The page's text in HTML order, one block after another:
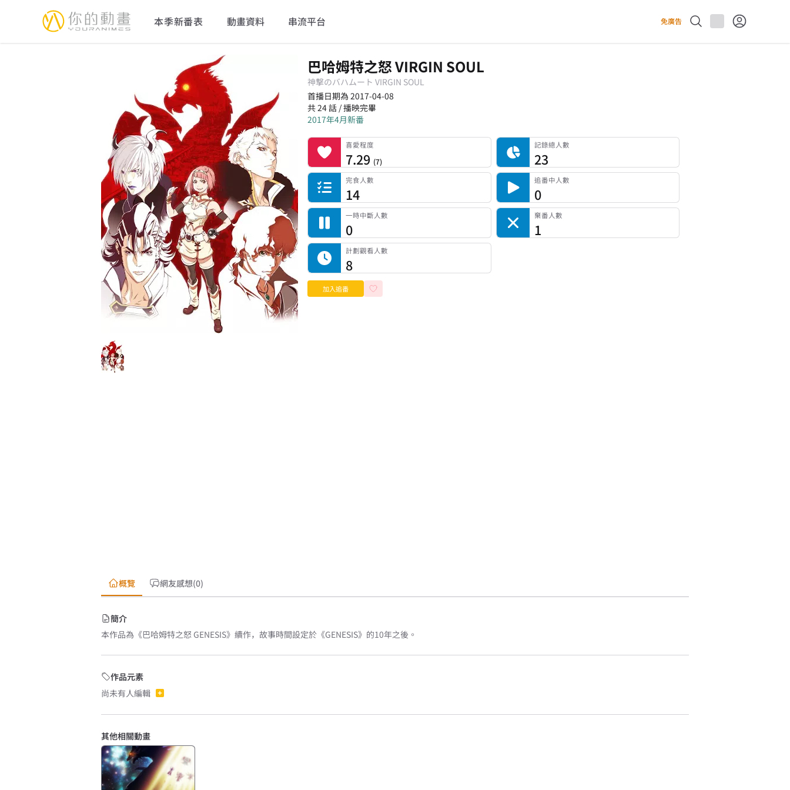
YourAnimes 你的動畫 本季新番表 動畫資料 串流平台 免廣告
巴哈姆特之怒 VIRGIN SOUL
神撃のバハムート VIRGIN SOUL
首播日期為 2017-04-08
共 24 話 / 播映完畢
2017年4月新番
喜愛程度 喜愛程度
7.29 (7)
記錄總人數 記錄總人數
23
完食人數
完食人數
14
追番中人數
追番中人數
0
一時中斷人數
一時中斷人數
0
棄番人數
棄番人數
1
計劃觀看人數
計劃觀看人數
8
加入追番
概覽 網友感想(0)
簡介
本作品為《巴哈姆特之怒 GENESIS》續作，故事時間設定於《GENESIS》的10年之後。
作品元素
尚未有人編輯
其他相關動畫